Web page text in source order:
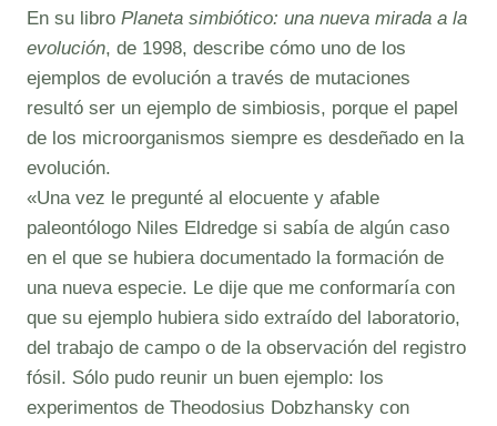
En su libro Planeta simbiótico: una nueva mirada a la
evolución, de 1998, describe cómo uno de los
ejemplos de evolución a través de mutaciones
resultó ser un ejemplo de simbiosis, porque el papel
de los microorganismos siempre es desdeñado en la
evolución.
«Una vez le pregunté al elocuente y afable
paleontólogo Niles Eldredge si sabía de algún caso
en el que se hubiera documentado la formación de
una nueva especie. Le dije que me conformaría con
que su ejemplo hubiera sido extraído del laboratorio,
del trabajo de campo o de la observación del registro
fósil. Sólo pudo reunir un buen ejemplo: los
experimentos de Theodosius Dobzhansky con